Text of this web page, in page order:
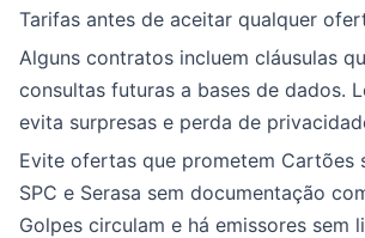
Tarifas antes de aceitar qualquer
Alguns contratos incluem cláusulas
consultas futuras a bases de dados.
evita surpresas e perda de
Evite ofertas que prometem Cartões
SPC e Serasa sem documentação
Golpes circulam e há emissores sem